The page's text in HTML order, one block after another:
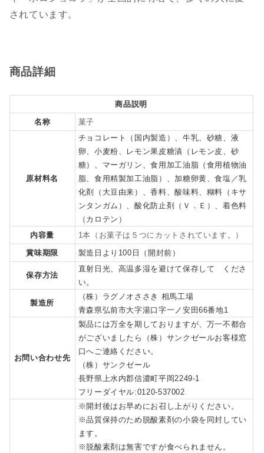
されています。
商品詳細
商品説明
名称
菓子
原材料名
チョコレート（国内製造）、牛乳、砂糖、液
卵、小麦粉、レモン果皮糖漬（レモン皮、砂
糖）、マーガリン、食用加工油脂（食用植物油
脂、食用精製加工油脂）、加糖卵黄、食塩／乳
化剤（大豆由来）、香料、酸味料、糊料（キサ
ンタンガム）、酸化防止剤（Ｖ．Ｅ）、着色料
（カロテン）
内容量
1本（お菓子は５つにカットされています。）
賞味期限
製造日より100日（開封前）
保存方法
直射日光、高温多湿を避けて保存して くださ
い。
製造所
（株）ラグノオささき 相馬工場
青森県弘前市大字湯口字一ノ安田66番地1
お問い合わせ先
製品には万全を期しておりますが、万一不都合
がございましたら（株）サンクゼールお客様窓
口へご連絡ください。
（株）サンクゼール
長野県上水内郡信濃町平岡2249-1
フリーダイヤル:0120-537002
※開封後はお早めにお召し上がりください。
※品質保持のため脱酸素剤の小袋を同封してい
ます。
※脱酸素剤は無害ですが食べられません。